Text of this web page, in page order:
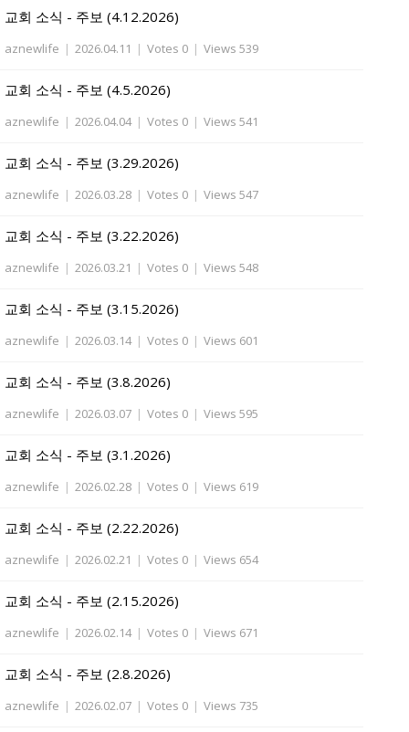
교회 소식 - 주보 (4.12.2026)
aznewlife | 2026.04.11 | Votes 0 | Views 539
교회 소식 - 주보 (4.5.2026)
aznewlife | 2026.04.04 | Votes 0 | Views 541
교회 소식 - 주보 (3.29.2026)
aznewlife | 2026.03.28 | Votes 0 | Views 547
교회 소식 - 주보 (3.22.2026)
aznewlife | 2026.03.21 | Votes 0 | Views 548
교회 소식 - 주보 (3.15.2026)
aznewlife | 2026.03.14 | Votes 0 | Views 601
교회 소식 - 주보 (3.8.2026)
aznewlife | 2026.03.07 | Votes 0 | Views 595
교회 소식 - 주보 (3.1.2026)
aznewlife | 2026.02.28 | Votes 0 | Views 619
교회 소식 - 주보 (2.22.2026)
aznewlife | 2026.02.21 | Votes 0 | Views 654
교회 소식 - 주보 (2.15.2026)
aznewlife | 2026.02.14 | Votes 0 | Views 671
교회 소식 - 주보 (2.8.2026)
aznewlife | 2026.02.07 | Votes 0 | Views 735